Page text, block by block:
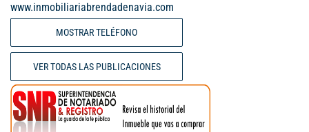
www.inmobiliariabrendadenavia.com
MOSTRAR TELÉFONO
VER TODAS LAS PUBLICACIONES